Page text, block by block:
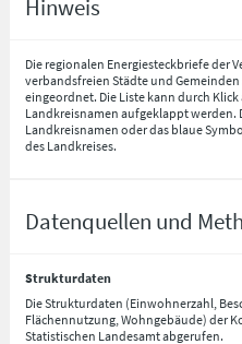
Hinweis
Die regionalen Energiesteckbriefe der
verbandsfreien Städte und
eingeordnet. Die Liste kann durch
Landkreisnamen aufgeklappt werden.
Landkreisnamen oder das blaue
des Landkreises.
Datenquellen und
Strukturdaten
Die Strukturdaten (Einwohnerzahl,
Flächennutzung, Wohngebäude) der
Statistischen Landesamt abgerufen.